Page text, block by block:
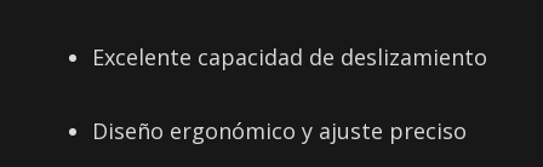
Excelente capacidad de deslizamiento
Diseño ergonómico y ajuste preciso